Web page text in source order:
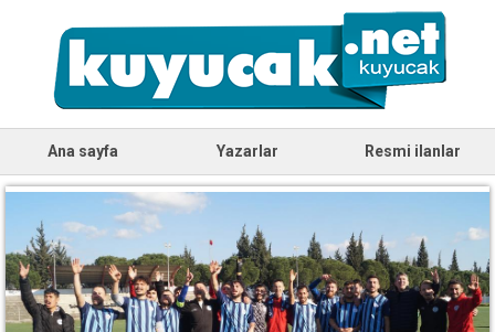
Ana sayfa Yazarlar Resmi ilanlar